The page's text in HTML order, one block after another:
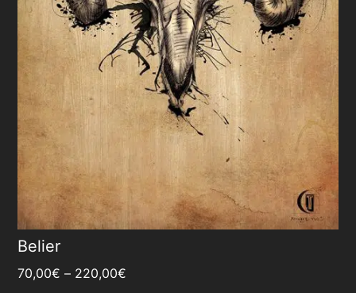
Belier
70,00€ – 220,00€